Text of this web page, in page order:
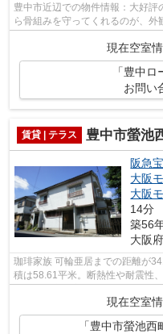
豊中市近辺での物件情報：大好
ら骨組みを守ってくれるのが、
ョンです☆徒歩2分で駅にアクセ
現在空室
「豊中
お問い
賃貸 | テラス 豊中市螢池
阪急
大阪
大阪
14分
築56
大阪府
珈琲家族 可輪亜居までの距離が
積は58.61平米。断熱性や耐震性
現在空室
「豊中市螢池